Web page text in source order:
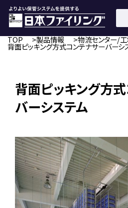
TOP 製品情報 物流センター/
背面ピッキング方式コンテナサーバーシ
背面ピッキング方
バーシステム